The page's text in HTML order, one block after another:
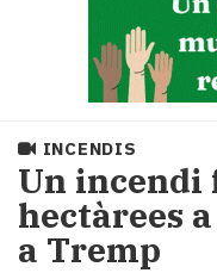
Societat
Política
i
municipis
Economia
INCENDIS
Un incendi
hectàrees
a Tremp